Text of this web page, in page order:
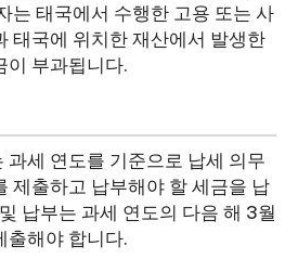
는 태국에서 수행한 고용 또는 사
태국에 위치한 재산에서 발생한
이 부과됩니다.
과세 연도를 기준으로 납세 의무
제출하고 납부해야 할 세금을 납
납부는 과세 연도의 다음 해 3월
출해야 합니다.